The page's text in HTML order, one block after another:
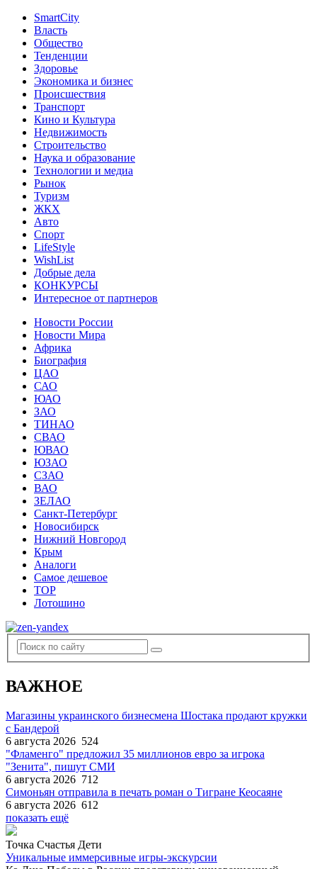
SmartCity
Власть
Общество
Тенденции
Здоровье
Экономика и бизнес
Происшествия
Транспорт
Кино и Культура
Недвижимость
Строительство
Наука и образование
Технологии и медиа
Рынок
Туризм
ЖКХ
Авто
Спорт
LifeStyle
WishList
Добрые дела
КОНКУРСЫ
Интересное от партнеров
Новости России
Новости Мира
Африка
Биография
ЦАО
САО
ЮАО
ЗАО
ТИНАО
СВАО
ЮВАО
ЮЗАО
СЗАО
ВАО
ЗЕЛАО
Санкт-Петербург
Новосибирск
Нижний Новгород
Крым
Аналоги
Самое дешевое
TOP
Лотошино
ВАЖНОЕ
Магазины украинского бизнесмена Шостака продают кружки
с Бандерой
6 августа 2026 524
"Фламенго" предложил 35 миллионов евро за игрока
"Зенита", пишут СМИ
6 августа 2026 712
Симоньян отправила в печать роман о Тигране Кеосаяне
6 августа 2026 612
показать ещё
Точка Счастья Дети
Уникальные иммерсивные игры-экскурсии